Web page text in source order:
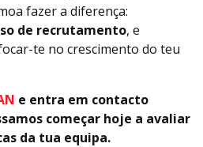
fazer a diferença:
de recrutamento, e
te no crescimento do teu
e entra em contacto
começar hoje a avaliar
da tua equipa.